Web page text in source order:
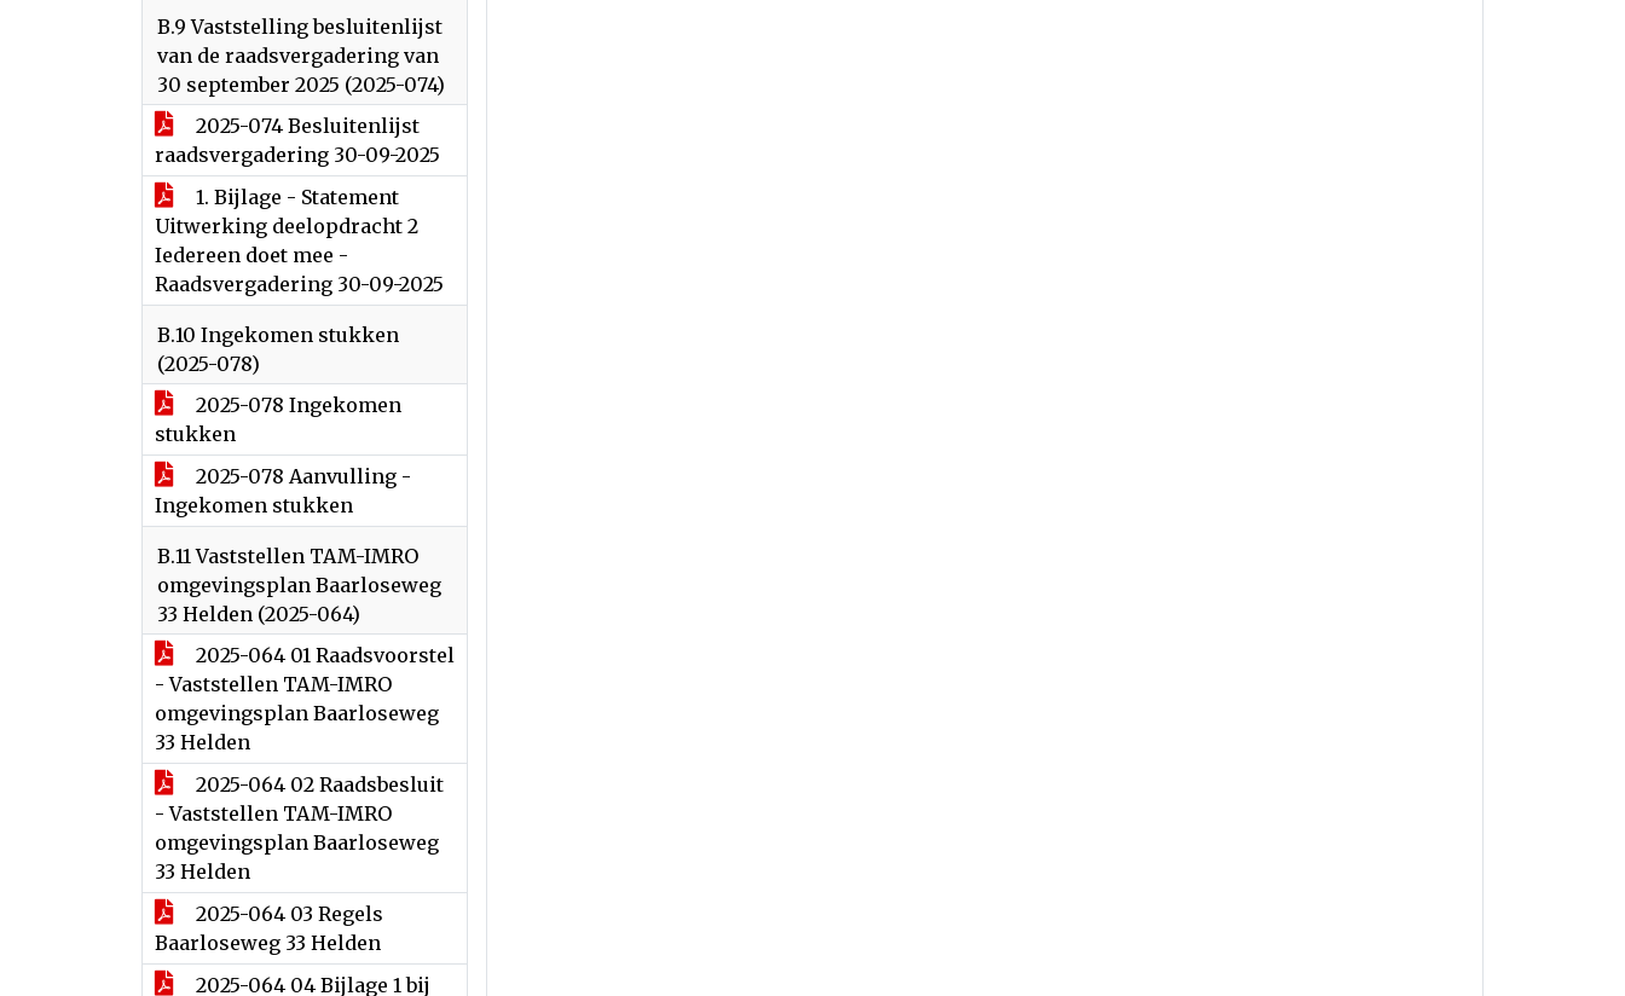
B.9 Vaststelling besluitenlijst
van de raadsvergadering van
30 september 2025 (2025-074)
2025-074 Besluitenlijst
raadsvergadering 30-09-2025
1. Bijlage - Statement
Uitwerking deelopdracht 2
Iedereen doet mee -
Raadsvergadering 30-09-2025
B.10 Ingekomen stukken
(2025-078)
2025-078 Ingekomen
stukken
2025-078 Aanvulling -
Ingekomen stukken
B.11 Vaststellen TAM-IMRO
omgevingsplan Baarloseweg
33 Helden (2025-064)
2025-064 01 Raadsvoorstel
- Vaststellen TAM-IMRO
omgevingsplan Baarloseweg
33 Helden
2025-064 02 Raadsbesluit
- Vaststellen TAM-IMRO
omgevingsplan Baarloseweg
33 Helden
2025-064 03 Regels
Baarloseweg 33 Helden
2025-064 04 Bijlage 1 bij